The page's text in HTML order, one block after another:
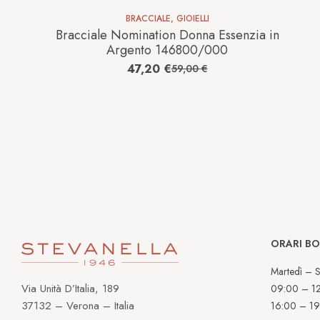
BRACCIALE, GIOIELLI
Bracciale Nomination Donna Essenzia in
Argento 146800/000
59,00€
47,20 €
Via Unità D’Italia, 189
37132 – Verona – Italia
ORARI
Martedì –
09:00 –
16:00 –